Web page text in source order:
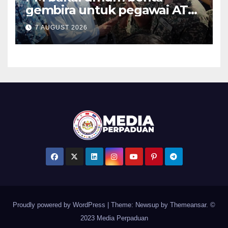
gembira untuk pegawai ATM,
PDRM pada Malam Ambang
Merdeka
7 AUGUST 2026
Proudly powered by WordPress Theme: Newsup by Themeansar. ©
2023 Media Perpaduan